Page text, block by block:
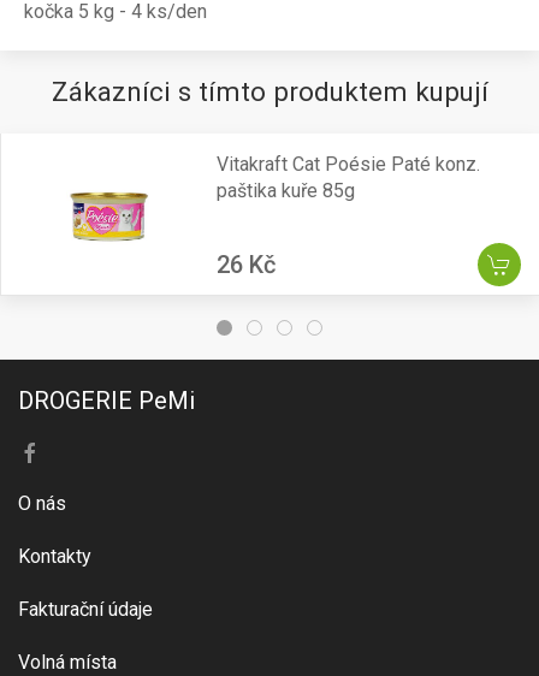
kočka 5 kg - 4 ks/den
Zákazníci s tímto produktem kupují
Vitakraft Cat Poésie Paté konz.
paštika kuře 85g
26 Kč
DROGERIE PeMi
O nás
Kontakty
Fakturační údaje
Volná místa